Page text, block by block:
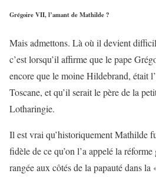
Grégoire VII, l’amant de Mathilde ?
Mais admettons. Là où il devient
c’est lorsqu’il affirme que le pape
encore que le moine Hildebrand, était
Toscane, et qu’il serait le père de la
Lotharingie.
Il est vrai qu’historiquement Mathilde
fidèle de ce qu’on l’a appelé la réforme
rangée aux côtés de la papauté dans la